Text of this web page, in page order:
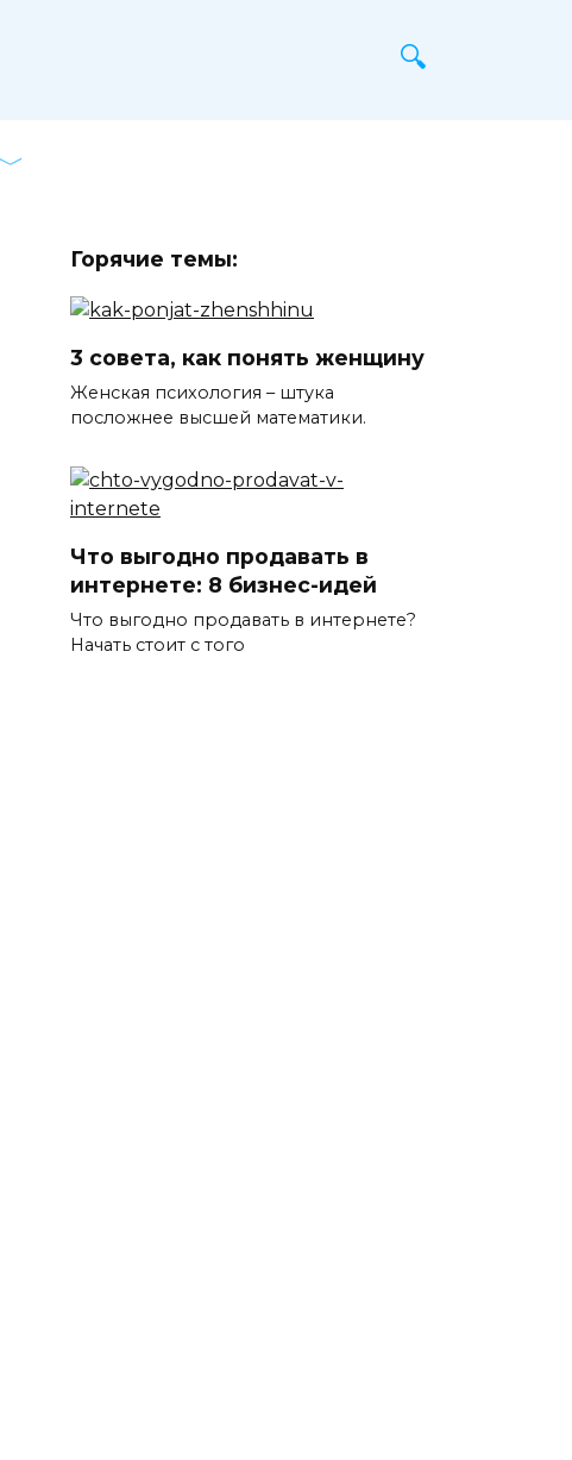
Горячие темы:
3 совета, как понять женщину
Женская психология – штука
посложнее высшей математики.
Что выгодно продавать в
интернете: 8 бизнес-идей
Что выгодно продавать в интернете?
Начать стоит с того